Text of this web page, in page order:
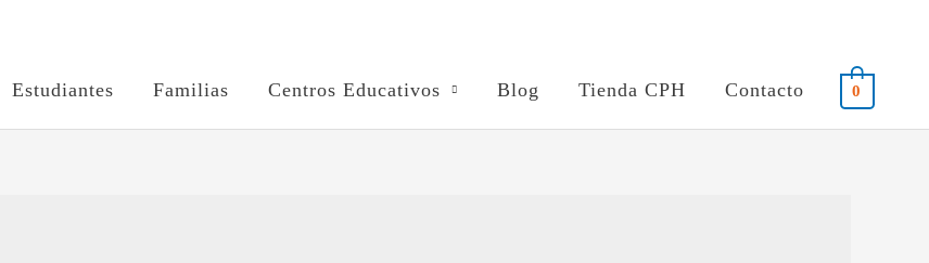
Estudiantes Familias Centros Educativos Blog Tienda CPH Contacto 0